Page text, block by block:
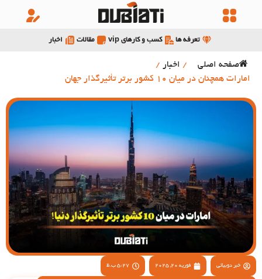
تعرفه ها کسب و کارهای vip مقالات اخبار
صفحه اصلی / اخبار /
امارات همچنان در میان 10 کشور برتر تأثیرگذار جهان
خبر دوبیاتی فوریه 20, 2025 5:27 ب.ظ